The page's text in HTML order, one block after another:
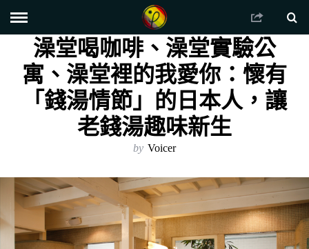
澡堂喝咖啡、澡堂實驗公
寓、澡堂裡的我愛你：懷有
「錢湯情節」的日本人，讓
老錢湯趣味新生
by Voicer